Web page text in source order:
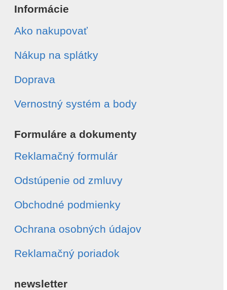
Informácie
Ako nakupovať
Nákup na splátky
Doprava
Vernostný systém a body
Formuláre a dokumenty
Reklamačný formulár
Odstúpenie od zmluvy
Obchodné podmienky
Ochrana osobných údajov
Reklamačný poriadok
newsletter